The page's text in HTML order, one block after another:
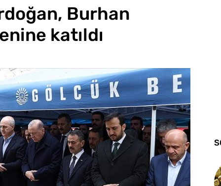
Burhan
katıldı